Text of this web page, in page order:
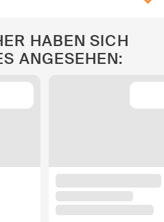
HABEN SICH
ANGESEHEN: